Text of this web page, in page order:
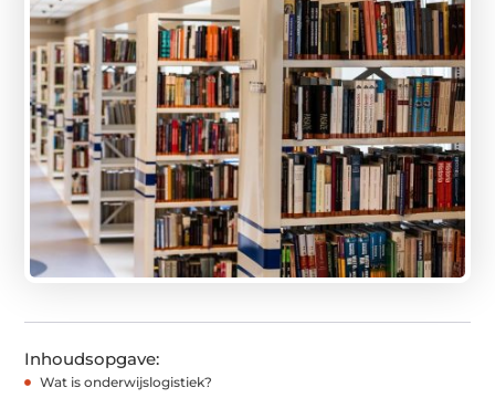
Inhoudsopgave:
Wat is onderwijslogistiek?